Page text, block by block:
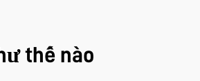
thế nào